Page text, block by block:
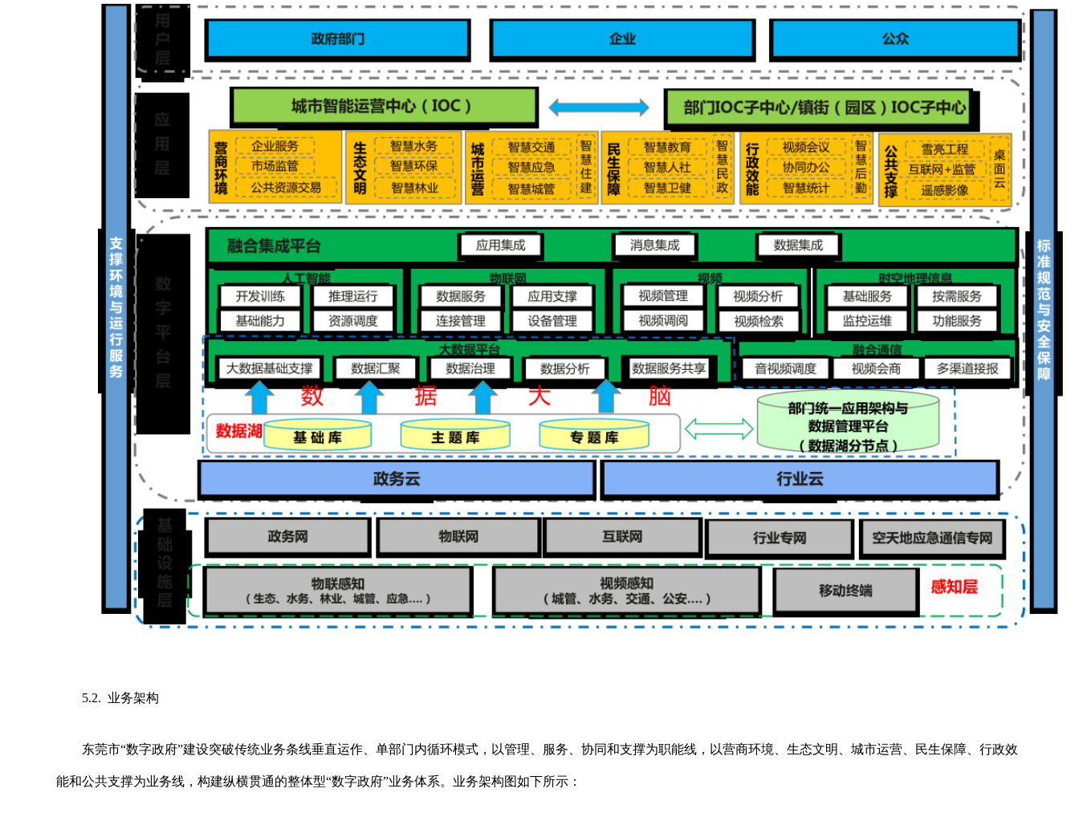
5.2. 业务架构
东莞市“数字政府”建设突破传统业务条线垂直运作、单部门内循环模式，以管理、服务、协同和支撑为职能线，以营商环境、生态文明、城市运营、民生保障、行政效
能和公共支撑为业务线，构建纵横贯通的整体型“数字政府”业务体系。业务架构图如下所示：